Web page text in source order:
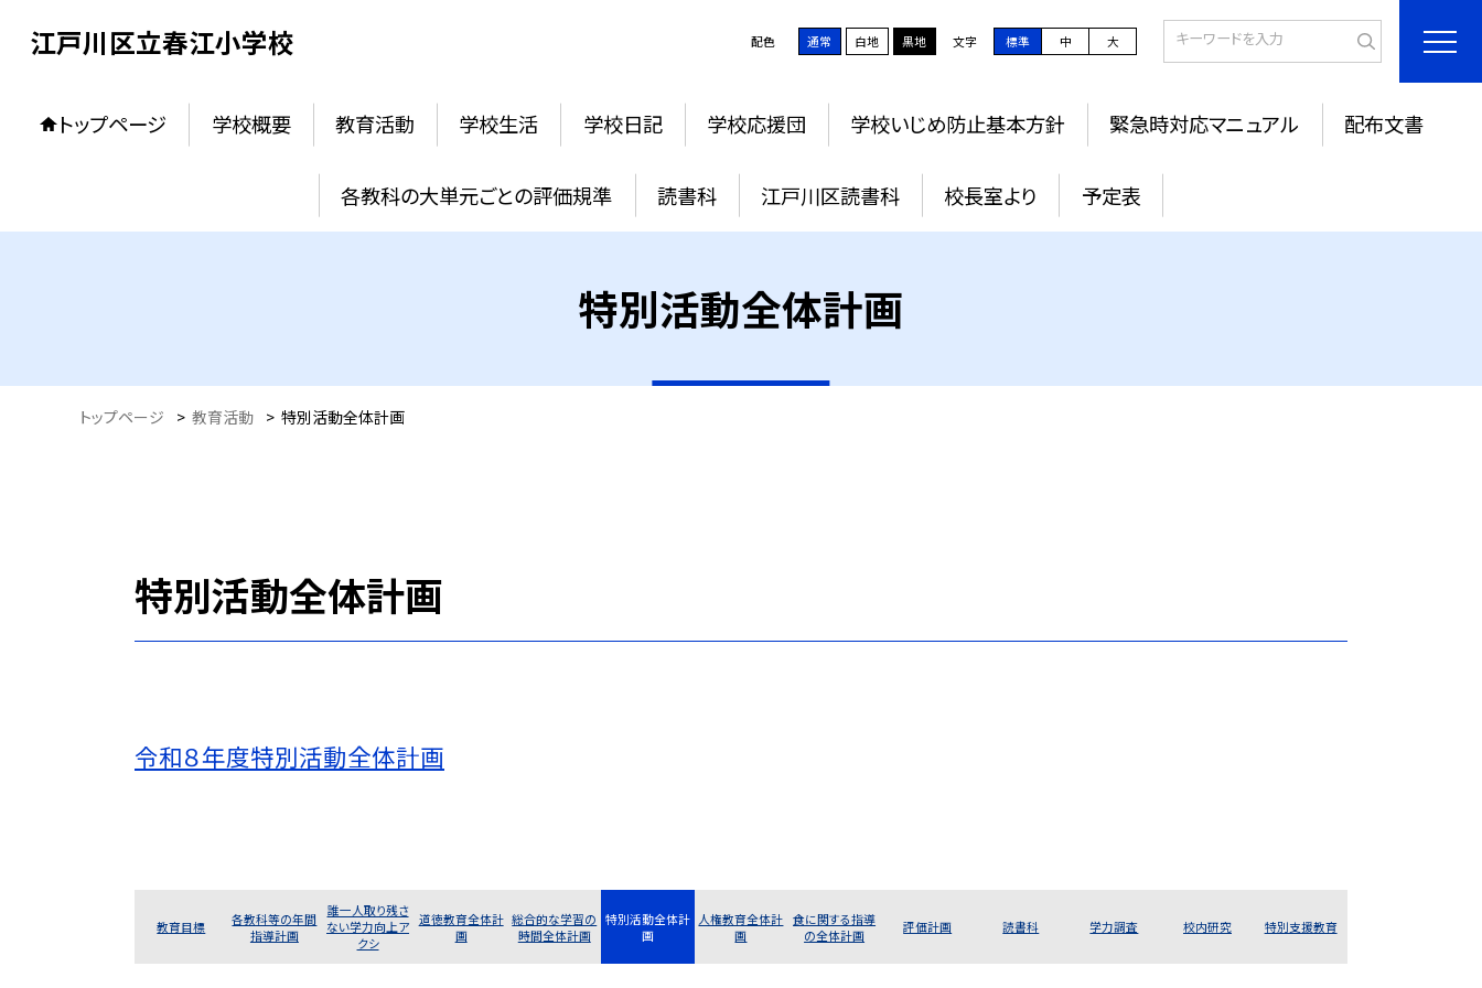
江戸川区立春江小学校 配色 通常 白地 黒地 文字 標準 中 大
トップページ 学校概要 教育活動 学校生活 学校日記 学校応援団 学校いじめ防止基本方針 緊急時対応マニュアル 配布文書
各教科の大単元ごとの評価規準 読書科 江戸川区読書科 校長室より 予定表
特別活動全体計画
トップページ > 教育活動 > 特別活動全体計画
特別活動全体計画
令和８年度特別活動全体計画
教育目標
各教科等の年間
指導計画
誰一人取り残さ
ない学力向上ア
クシ
道徳教育全体計
画
総合的な学習の
時間全体計画
特別活動全体計
画
人権教育全体計
画
食に関する指導
の全体計画
評価計画 読書科 学力調査 校内研究 特別支援教育